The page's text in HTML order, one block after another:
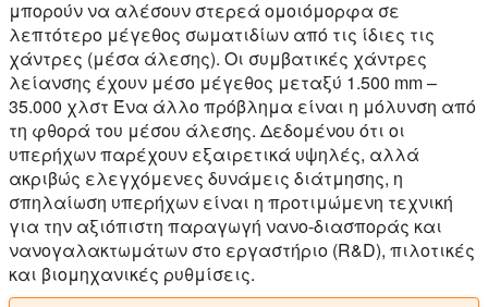
μπορούν να αλέσουν στερεά ομοιόμορφα σε
λεπτότερο μέγεθος σωματιδίων από τις ίδιες τις
χάντρες (μέσα άλεσης). Οι συμβατικές χάντρες
λείανσης έχουν μέσο μέγεθος μεταξύ 1.500 mm –
35.000 χλστ Ένα άλλο πρόβλημα είναι η μόλυνση από
τη φθορά του μέσου άλεσης. Δεδομένου ότι οι
υπερήχων παρέχουν εξαιρετικά υψηλές, αλλά
ακριβώς ελεγχόμενες δυνάμεις διάτμησης, η
σπηλαίωση υπερήχων είναι η προτιμώμενη τεχνική
για την αξιόπιστη παραγωγή νανο-διασποράς και
νανογαλακτωμάτων στο εργαστήριο (R&D), πιλοτικές
και βιομηχανικές ρυθμίσεις.